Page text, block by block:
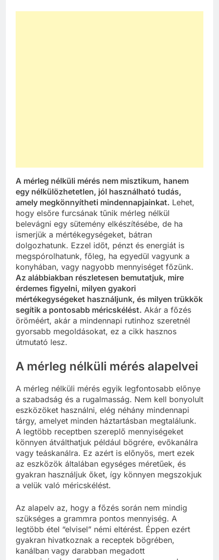
A mérleg nélküli mérés nem misztikum, hanem
egy nélkülözhetetlen, jól használható tudás,
amely megkönnyítheti mindennapjainkat. Lehet,
hogy elsőre furcsának tűnik mérleg nélkül
belevágni egy sütemény elkészítésébe, de ha
ismerjük a mértékegységeket, bátran
dolgozhatunk. Ezzel időt, pénzt és energiát is
megspórolhatunk, főleg, ha egyedül vagyunk a
konyhában, vagy nagyobb mennyiséget főzünk.
Az alábbiakban részletesen bemutatjuk, mire
érdemes figyelni, milyen gyakori
mértékegységeket használjunk, és milyen trükkök
segítik a pontosabb méricskélést. Akár a főzés
öröméért, akár a mindennapi rutinhoz szeretnél
gyorsabb megoldásokat, ez a cikk hasznos
útmutató lesz.
A mérleg nélküli mérés alapelvei
A mérleg nélküli mérés egyik legfontosabb előnye
a szabadság és a rugalmasság. Nem kell bonyolult
eszközöket használni, elég néhány mindennapi
tárgy, amelyet minden háztartásban megtalálunk.
A legtöbb receptben szereplő mennyiségeket
könnyen átválthatjuk például bögrére, evőkanálra
vagy teáskanálra. Ez azért is előnyös, mert ezek
az eszközök általában egységes méretűek, és
gyakran használjuk őket, így könnyen megszokjuk
a velük való méricskélést.
Az alapelv az, hogy a főzés során nem mindig
szükséges a grammra pontos mennyiség. A
legtöbb étel “elvisel” némi eltérést. Éppen ezért
gyakran hivatkoznak a receptek bögrében,
kanálban vagy darabban megadott